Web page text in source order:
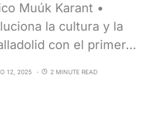
Muúk Karant •
la cultura y la
con el primer…
12, 2025 2 MINUTE READ